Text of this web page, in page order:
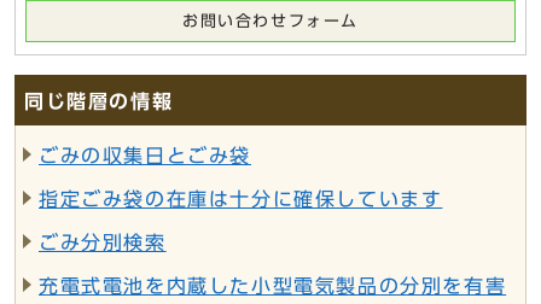
お問い合わせフォーム
同じ階層の情報
ごみの収集日とごみ袋
指定ごみ袋の在庫は十分に確保しています
ごみ分別検索
充電式電池を内蔵した小型電気製品の分別を有害